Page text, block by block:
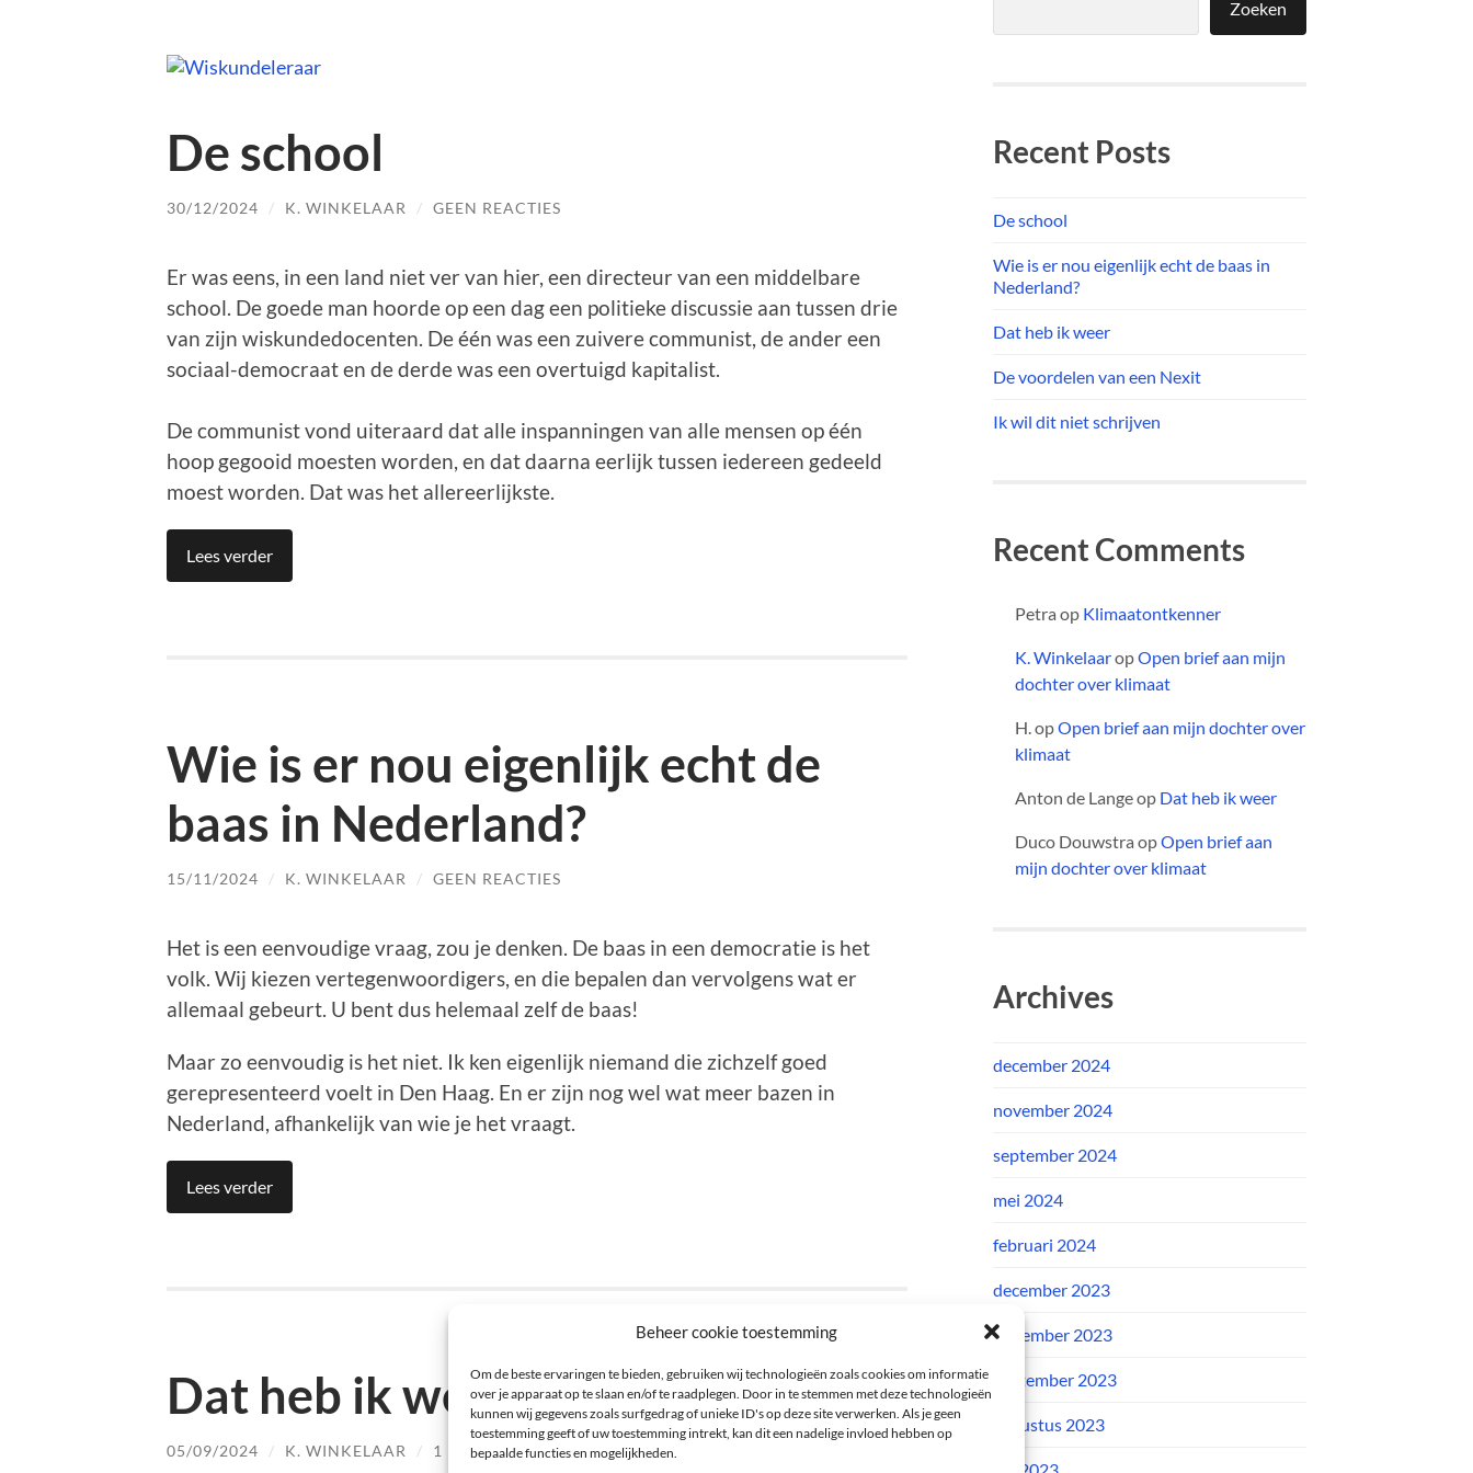
Beheer cookie toestemming
Om de beste ervaringen te bieden, gebruiken wij technologieën zoals cookies om informatie
over je apparaat op te slaan en/of te raadplegen. Door in te stemmen met deze technologieën
kunnen wij gegevens zoals surfgedrag of unieke ID's op deze site verwerken. Als je geen
toestemming geeft of uw toestemming intrekt, kan dit een nadelige invloed hebben op
bepaalde functies en mogelijkheden.
De school
30/12/2024 / K. WINKELAAR / GEEN REACTIES
Er was eens, in een land niet ver van hier, een directeur van een middelbare
school. De goede man hoorde op een dag een politieke discussie aan tussen drie
van zijn wiskundedocenten. De één was een zuivere communist, de ander een
sociaal-democraat en de derde was een overtuigd kapitalist.
De communist vond uiteraard dat alle inspanningen van alle mensen op één
hoop gegooid moesten worden, en dat daarna eerlijk tussen iedereen gedeeld
moest worden. Dat was het allereerlijkste.
Lees verder
Wie is er nou eigenlijk echt de
baas in Nederland?
15/11/2024 / K. WINKELAAR / GEEN REACTIES
Het is een eenvoudige vraag, zou je denken. De baas in een democratie is het
volk. Wij kiezen vertegenwoordigers, en die bepalen dan vervolgens wat er
allemaal gebeurt. U bent dus helemaal zelf de baas!
Maar zo eenvoudig is het niet. Ik ken eigenlijk niemand die zichzelf goed
gerepresenteerd voelt in Den Haag. En er zijn nog wel wat meer bazen in
Nederland, afhankelijk van wie je het vraagt.
Lees verder
Dat heb ik weer
05/09/2024 / K. WINKELAAR / 1 REACTIE
Zoeken
Recent Posts
De school
Wie is er nou eigenlijk echt de baas in
Nederland?
Dat heb ik weer
De voordelen van een Nexit
Ik wil dit niet schrijven
Recent Comments
Petra op Klimaatontkenner
K. WinkelaaropOpen brief aan mijn
dochter over klimaat
H. opOpen brief aan mijn dochter over
klimaat
Anton de Langeop Dat heb ik weer
Duco Douwstra opOpen brief aan
mijn dochter over klimaat
Archives
december 2024
november 2024
september 2024
mei 2024
februari 2024
december 2023
november 2023
september 2023
augustus 2023